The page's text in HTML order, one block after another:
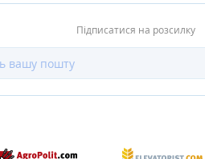
Підписатися на розсилку